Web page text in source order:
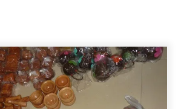
CONNECTING FRIENDS – CONNECTI
NG LOVE: SLOGAN CỦA CTY TNHH BE
THE RICH
13 years ago